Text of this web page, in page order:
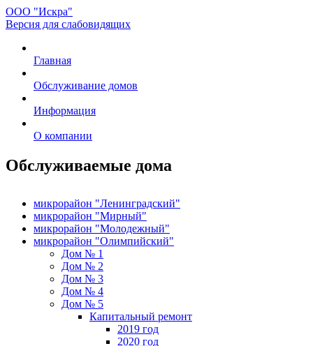
ООО "Искра"
Версия для слабовидящих
Главная
Обслуживание домов
Информация
О компании
Обслуживаемые дома
микрорайон "Ленинградский"
микрорайон "Мирный"
микрорайон "Молодежный"
микрорайон "Олимпийский"
Дом № 1
Дом № 2
Дом № 3
Дом № 4
Дом № 5
Капитальный ремонт
2019 год
2020 год